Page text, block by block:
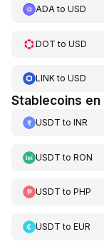
ADAto USD
DOT to USD
LINKto USD
Stablecoins
USDT to INR
USDT to RON
USDT to PHP
USDT to EUR